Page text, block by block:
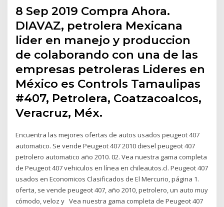
8 Sep 2019 Compra Ahora.
DIAVAZ, petrolera Mexicana
lider en manejo y produccion
de colaborando con una de las
empresas petroleras Lideres en
México es Controls Tamaulipas
#407, Petrolera, Coatzacoalcos,
Veracruz, Méx.
Encuentra las mejores ofertas de autos usados peugeot 407
automatico. Se vende Peugeot 407 2010 diesel peugeot 407
petrolero automatico año 2010. 02. Vea nuestra gama completa
de Peugeot 407 vehiculos en línea en chileautos.cl. Peugeot 407
usados en Economicos Clasificados de El Mercurio, página 1.
oferta, se vende peugeot 407, año 2010, petrolero, un auto muy
cómodo, veloz y Vea nuestra gama completa de Peugeot 407